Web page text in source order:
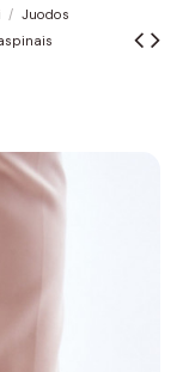
Juodos